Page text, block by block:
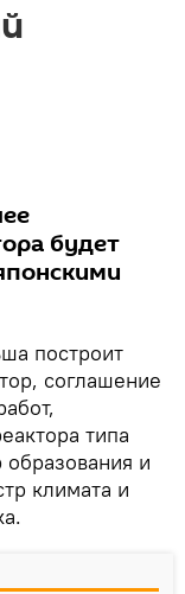
будет
построит
соглашение
типа
и
климата и